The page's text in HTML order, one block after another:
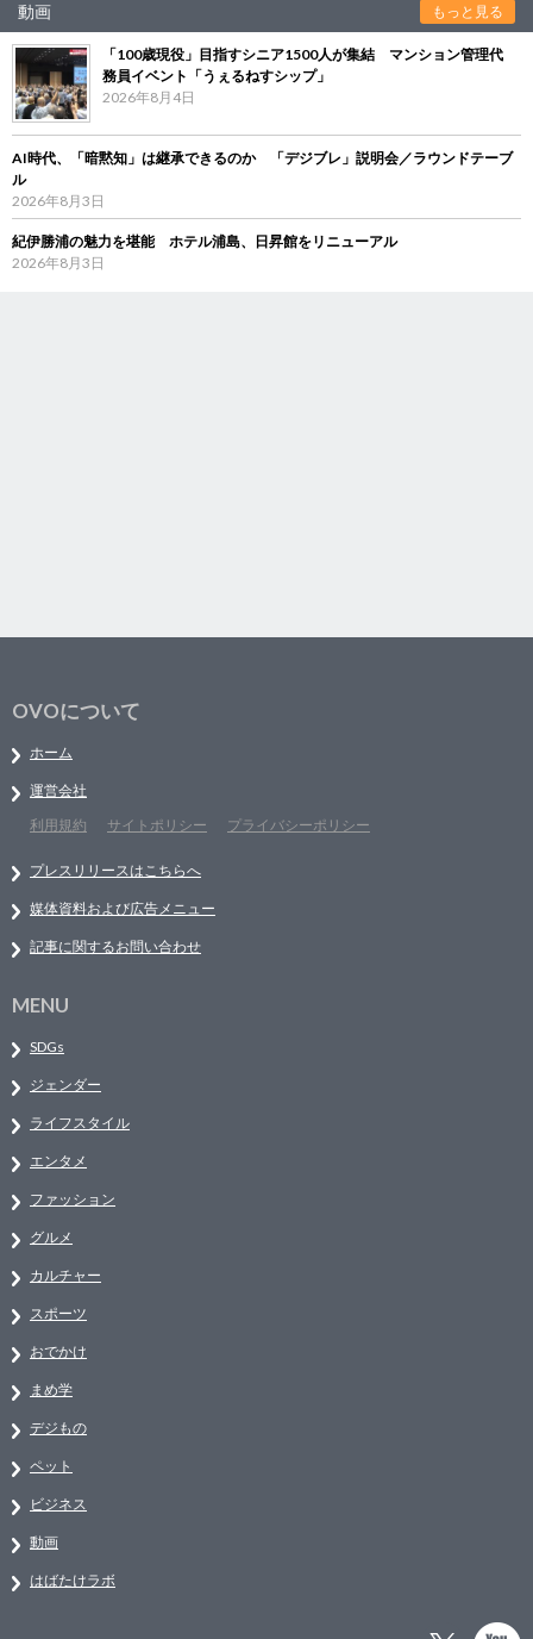
動画 もっと見る
「100歳現役」目指すシニア1500人が集結 マンション管理代
務員イベント「うぇるねすシップ」
2026年8月4日
AI時代、「暗黙知」は継承できるのか 「デジブレ」説明会／ラウンドテーブ
ル
2026年8月3日
紀伊勝浦の魅力を堪能 ホテル浦島、日昇館をリニューアル
2026年8月3日
OVOについて
ホーム
運営会社
利用規約
サイトポリシー プライバシーポリシー
プレスリリースはこちらへ
媒体資料および広告メニュー
記事に関するお問い合わせ
MENU
SDGs
ジェンダー
ライフスタイル
エンタメ
ファッション
グルメ
カルチャー
スポーツ
おでかけ
まめ学
デジもの
ペット
ビジネス
動画
はばたけラボ